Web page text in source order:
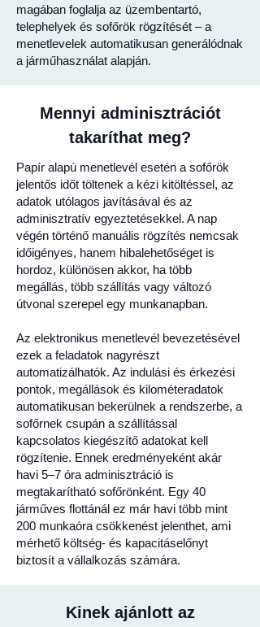
magában foglalja az üzembentartó,
telephelyek és sofőrök rögzítését – a
menetlevelek automatikusan generálódnak
a járműhasználat alapján.
Mennyi adminisztrációt
takaríthat meg?
Papír alapú menetlevél esetén a sofőrök
jelentős időt töltenek a kézi kitöltéssel, az
adatok utólagos javításával és az
adminisztratív egyeztetésekkel. A nap
végén történő manuális rögzítés nemcsak
időigényes, hanem hibalehetőséget is
hordoz, különösen akkor, ha több
megállás, több szállítás vagy változó
útvonal szerepel egy munkanapban.
Az elektronikus menetlevél bevezetésével
ezek a feladatok nagyrészt
automatizálhatók. Az indulási és érkezési
pontok, megállások és kilométeradatok
automatikusan bekerülnek a rendszerbe, a
sofőrnek csupán a szállítással
kapcsolatos kiegészítő adatokat kell
rögzítenie. Ennek eredményeként akár
havi 5–7 óra adminisztráció is
megtakarítható sofőrönként. Egy 40
járműves flottánál ez már havi több mint
200 munkaóra csökkenést jelenthet, ami
mérhető költség- és kapacitáselőnyt
biztosít a vállalkozás számára.
Kinek ajánlott az